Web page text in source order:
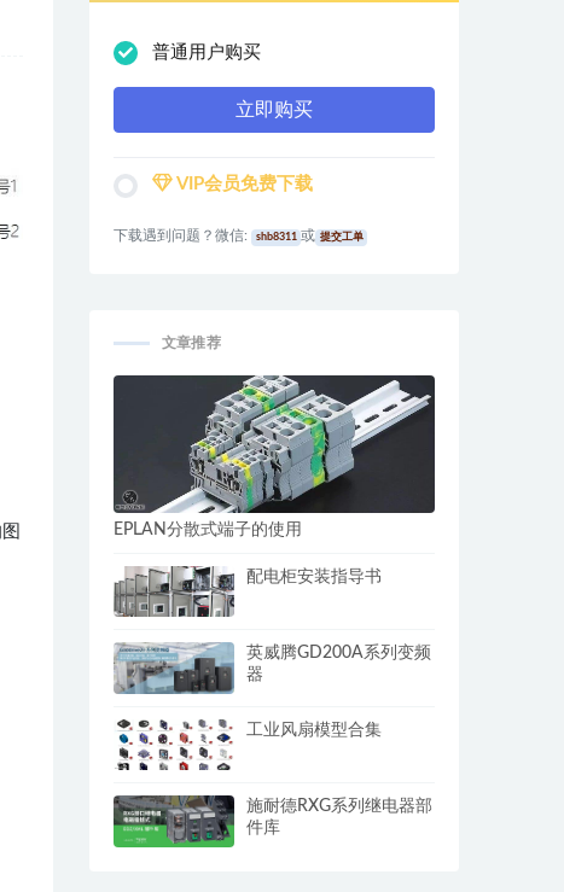
普通用户购买
立即购买
VIP会员免费下载
下载遇到问题？微信: shb8311 或 提交工单
文章推荐
EPLAN分散式端子的使用
配电柜安装指导书
英威腾GD200A系列变频
器
工业风扇模型合集
施耐德RXG系列继电器部
件库